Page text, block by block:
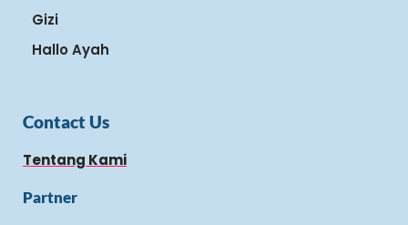
Gizi
Hallo Ayah
Contact Us
Tentang Kami
Partner